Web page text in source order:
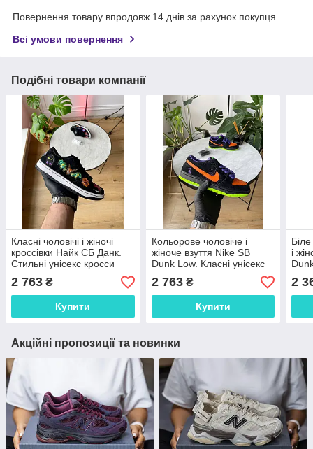
Повернення товару впродовж 14 днів за рахунок покупця
Всі умови повернення
Подібні товари компанії
Класні чоловічі і жіночі
кроссівки Найк СБ Данк.
Стильні унісекс кросси
Nike Dunk Low Pro SB.
2 763 ₴
Купити
Кольорове чоловіче і
жіноче взуття Nike SB
Dunk Low. Класні унісекс
кросси Найк СБ Данк.
2 763₴
Купити
і
2
Акційні пропозиції та новинки